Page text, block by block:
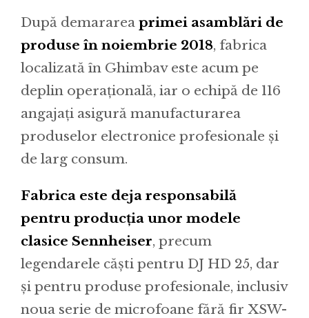
După demararea primei asamblări de
produse în noiembrie 2018, fabrica
localizată în Ghimbav este acum pe
deplin operațională, iar o echipă de 116
angajați asigură manufacturarea
produselor electronice profesionale și
de larg consum.
Fabrica este deja responsabilă
pentru producția unor modele
clasice Sennheiser, precum
legendarele căști pentru DJ HD 25, dar
și pentru produse profesionale, inclusiv
noua serie de microfoane fără fir XSW-